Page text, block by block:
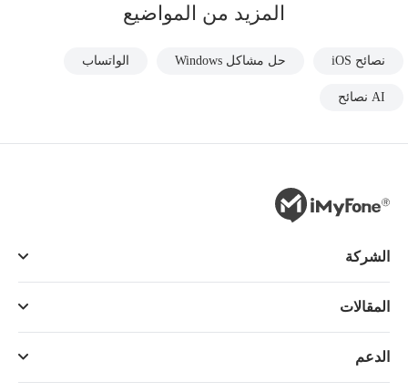
المزيد من المواضيع
نصائح iOS حل مشاكل Windows الواتساب
AI نصائح
الشركة
المقالات
الدعم